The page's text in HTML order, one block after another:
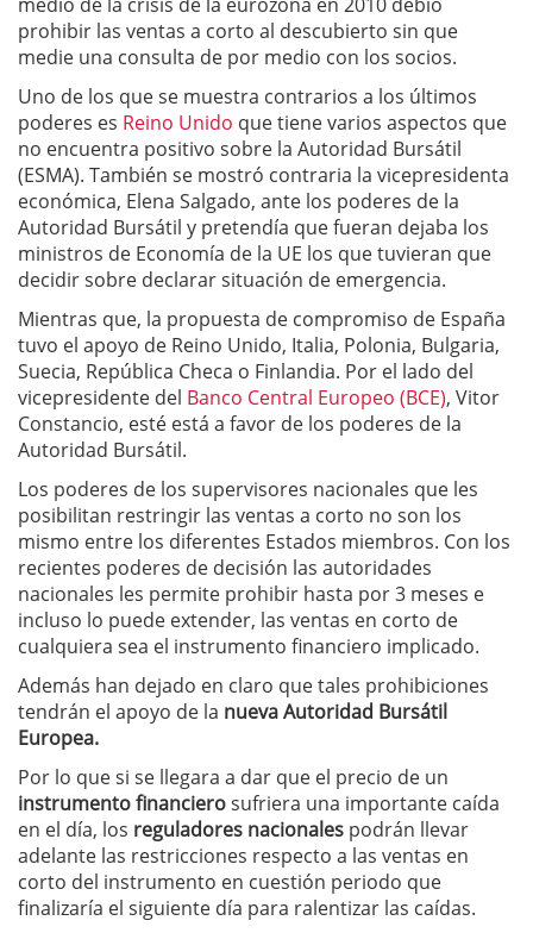
prohibir las ventas a corto al descubierto sin que
medie una consulta de por medio con los socios.
Uno de los que se muestra contrarios a los últimos
poderes es Reino Unido que tiene varios aspectos que
no encuentra positivo sobre la Autoridad Bursátil
(ESMA). También se mostró contraria la vicepresidenta
económica, Elena Salgado, ante los poderes de la
Autoridad Bursátil y pretendía que fueran dejaba los
ministros de Economía de la UE los que tuvieran que
decidir sobre declarar situación de emergencia.
Mientras que, la propuesta de compromiso de España
tuvo el apoyo de Reino Unido, Italia, Polonia, Bulgaria,
Suecia, República Checa o Finlandia. Por el lado del
vicepresidente del Banco Central Europeo (BCE), Vitor
Constancio, esté está a favor de los poderes de la
Autoridad Bursátil.
Los poderes de los supervisores nacionales que les
posibilitan restringir las ventas a corto no son los
mismo entre los diferentes Estados miembros. Con los
recientes poderes de decisión las autoridades
nacionales les permite prohibir hasta por 3 meses e
incluso lo puede extender, las ventas en corto de
cualquiera sea el instrumento financiero implicado.
Además han dejado en claro que tales prohibiciones
tendrán el apoyo de la nueva Autoridad Bursátil
Europea.
Por lo que si se llegara a dar que el precio de un
instrumento financierosufriera una importante caída
en el día, los reguladores nacionales podrán llevar
adelante las restricciones respecto a las ventas en
corto del instrumento en cuestión periodo que
finalizaría el siguiente día para ralentizar las caídas.